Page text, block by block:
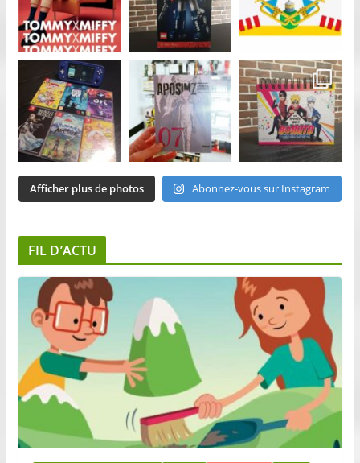
Afficher plus de photos Abonnez-vous sur Instagram
FIL D’ACTU